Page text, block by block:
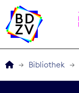
Bibliothek